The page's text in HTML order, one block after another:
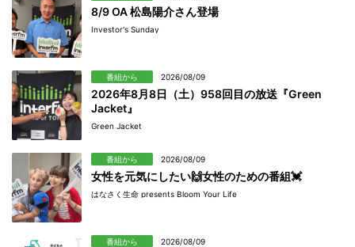
8/9 OA 松島陽介さん登場
Investor's Sunday
番組から 2026/08/09
2026年8月8日（土）958回目の放送『Green
Jacket』
Green Jacket
番組から 2026/08/09
女性を元気にしたい🙌女性のための番組💓
はなさく生命 presents Bloom Your Life
番組から 2026/08/09